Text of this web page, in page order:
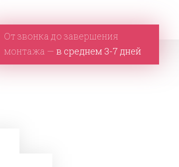
От звонка до завершения
монтажа — в среднем 3-7 дней